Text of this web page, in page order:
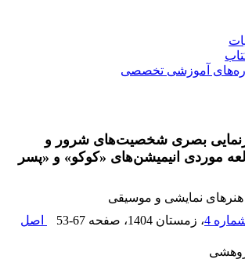
آموزشی تخصصی
بصری شخصیت‌های شرور و
موردی انیمیشن‌های «کوکو» و «پسر
هنرهای نمایشی و موسیقی
، زمستان 1404 ، صفحه 53-67
اصل